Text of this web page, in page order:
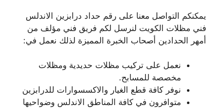
يمكنكم التواصل معنا على رقم حداد درابزين الاندلس
فني مظلات الكويت لنرسل لكم فريق فني مؤلف من
أمهر الحدادين أصحاب الخبرة المميزة لذلك نعمل في:
نعمل على تركيب مظلات حديدية ومظلات
مخصصة للمسابح.
نوفر كافة قطع الغيار والاكسسوارات للدرابزين
متوافرون في كافة المناطق الاندلس وضواحيها